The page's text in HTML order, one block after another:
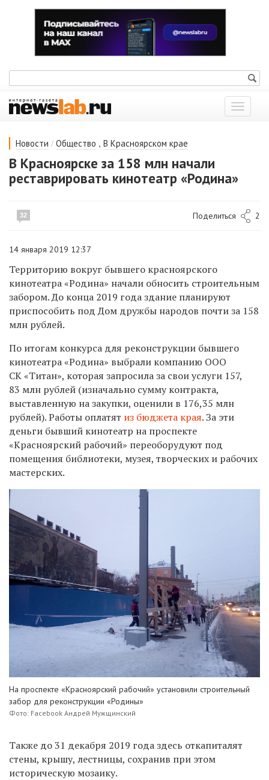
Показать
меню
Новости / Общество , В Красноярском крае
В Красноярске за 158 млн начали
реставрировать кинотеатр «Родина»
32 Поделиться 2
14 января 2019 12:37
Территорию вокруг бывшего красноярского
кинотеатра «Родина» начали обносить строительным
забором. До конца 2019 года здание планируют
приспособить под Дом дружбы народов почти за 158
млн рублей.
По итогам конкурса для реконструкции бывшего
кинотеатра «Родина» выбрали компанию ООО
СК «Титан», которая запросила за свои услуги 157,
83 млн рублей (изначально сумму контракта,
выставленную на закупки, оценили в 176,35 млн
рублей). Работы оплатят из бюджета края. За эти
деньги бывший кинотеатр на проспекте
«Красноярский рабочий» переоборудуют под
помещения библиотеки, музея, творческих и рабочих
мастерских.
На проспекте «Красноярский рабочий» установили строительный
забор для реконструкции «Родины»
Фото: Facebook Андрей Мужщинский
Также до 31 декабря 2019 года здесь откапиталят
стены, крышу, лестницы, сохранив при этом
историческую мозаику.